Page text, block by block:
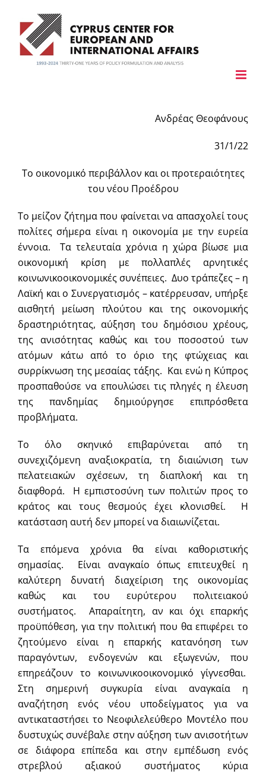
content
Ανδρέας Θεοφάνους
31/1/22
Το οικονομικό περιβάλλον και οι προτεραιότητες
του νέου Προέδρου
To μείζον ζήτημα που φαίνεται να απασχολεί τους
πολίτες σήμερα είναι η οικονομία με την ευρεία
έννοια. Τα τελευταία χρόνια η χώρα βίωσε μια
οικονομική κρίση με πολλαπλές αρνητικές
κοινωνικοοικονομικές συνέπειες. Δυο τράπεζες – η
Λαϊκή και ο Συνεργατισμός – κατέρρευσαν, υπήρξε
αισθητή μείωση πλούτου και της οικονομικής
δραστηριότητας, αύξηση του δημόσιου χρέους,
της ανισότητας καθώς και του ποσοστού των
ατόμων κάτω από το όριο της φτώχειας και
συρρίκνωση της μεσαίας τάξης. Και ενώ η Κύπρος
προσπαθούσε να επουλώσει τις πληγές η έλευση
της πανδημίας δημιούργησε επιπρόσθετα
προβλήματα.
Το όλο σκηνικό επιβαρύνεται από τη
συνεχιζόμενη αναξιοκρατία, τη διαιώνιση των
πελατειακών σχέσεων, τη διαπλοκή και τη
διαφθορά. Η εμπιστοσύνη των πολιτών προς το
κράτος και τους θεσμούς έχει κλονισθεί. Η
κατάσταση αυτή δεν μπορεί να διαιωνίζεται.
Τα επόμενα χρόνια θα είναι καθοριστικής
σημασίας. Είναι αναγκαίο όπως επιτευχθεί η
καλύτερη δυνατή διαχείριση της οικονομίας
καθώς και του ευρύτερου πολιτειακού
συστήματος. Απαραίτητη, αν και όχι επαρκής
προϋπόθεση, για την πολιτική που θα επιφέρει το
ζητούμενο είναι η επαρκής κατανόηση των
παραγόντων, ενδογενών και εξωγενών, που
επηρεάζουν το κοινωνικοοικονομικό γίγνεσθαι.
Στη σημερινή συγκυρία είναι αναγκαία η
αναζήτηση ενός νέου υποδείγματος για να
αντικαταστήσει το Νεοφιλελεύθερο Μοντέλο που
δυστυχώς συνέβαλε στην αύξηση των ανισοτήτων
σε διάφορα επίπεδα και στην εμπέδωση ενός
στρεβλού αξιακού συστήματος κύρια